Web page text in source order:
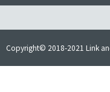
Copyright© 2018-2021 Link